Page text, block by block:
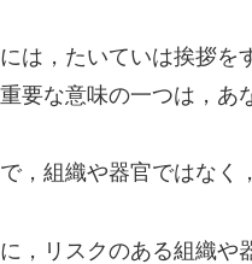
は，たいていは挨拶を
要な意味の一つは，あ
，組織や器官ではなく
，リスクのある組織